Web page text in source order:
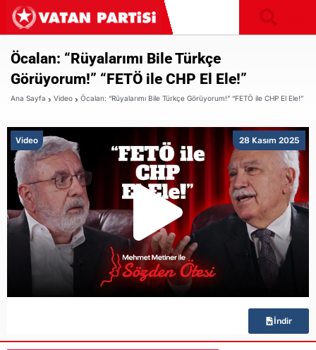
Öcalan: “Rüyalarımı Bile Türkçe
Görüyorum!” “FETÖ ile CHP El Ele!”
Ana Sayfa Video Öcalan: “Rüyalarımı Bile Türkçe Görüyorum!” “FETÖ ile CHP El Ele!”
28 Kasım 2025
Video
İndir